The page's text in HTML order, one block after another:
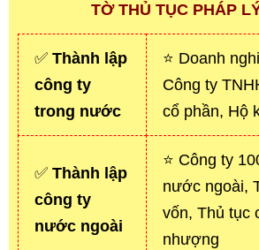
TỜ THỦ TỤC PHÁP
✅ Thành lập
công ty
trong nước
⭐ Doanh
Công ty
cổ phần, Hộ
✅ Thành lập
công ty
nước ngoài
⭐ Công ty
nước ngoài,
vốn, Thủ tục
nhượng